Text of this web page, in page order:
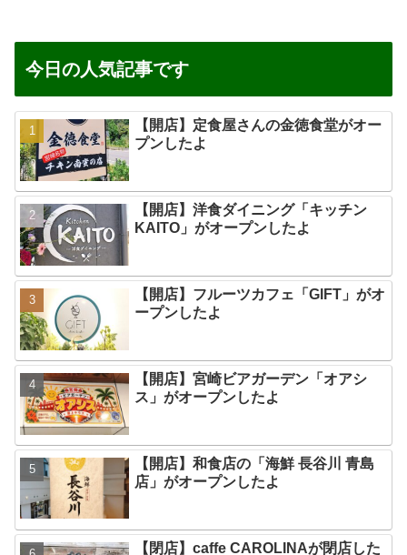
今日の人気記事です
【開店】定食屋さんの金徳食堂がオー
プンしたよ
【開店】洋食ダイニング「キッチン
KAITO」がオープンしたよ
【開店】フルーツカフェ「GIFT」がオ
ープンしたよ
【開店】宮崎ビアガーデン「オアシ
ス」がオープンしたよ
【開店】和食店の「海鮮 長谷川 青島
店」がオープンしたよ
【閉店】caffe CAROLINAが閉店した